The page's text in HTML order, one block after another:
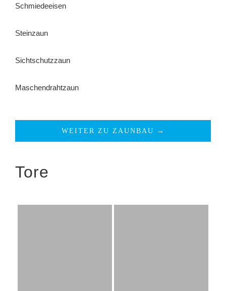
Schmiedeeisen
Steinzaun
Sichtschutzzaun
Maschendrahtzaun
WEITER ZU ZAUNBAU →
Tore